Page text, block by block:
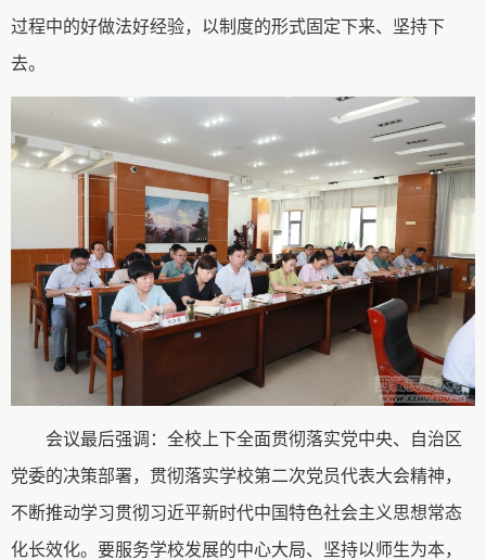
过程中的好做法好经验，以制度的形式固定下来、坚持下
去。
会议最后强调：全校上下全面贯彻落实党中央、
自治区
党委的决策部署， 贯彻落实学校第二次党员代表大会精神，
不断推动学习贯彻习近平新时代中国特色社会主义思想常态
化长效化。 要服务学校发展的中心大局、 坚持以师生为本，